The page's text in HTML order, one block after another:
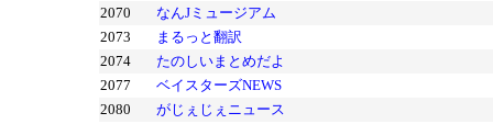
2070
なんJミュージアム
2073
まるっと翻訳
2074
たのしいまとめだよ
2077
ベイスターズNEWS
2080
がじぇじぇニュース